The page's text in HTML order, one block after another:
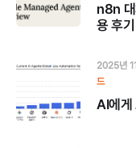
n8n 대
용 후기
2025년
드
AI에게